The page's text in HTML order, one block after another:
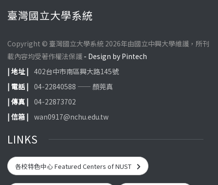
臺灣國立大學系統
Copyright © 臺灣國立大學系統 2026年由國立中興大學維護，所刊
載內容均受著作權法保護 - Design by Pintech
| 地址 | 402台中市南區興大路145號
| 電話 | 04-22840588 —— 顏莞真
| 傳真 | 04-22873702
| 信箱 | wan0917@nchu.edu.tw
LINKS
各校特色中心 Featured Centers of NUST